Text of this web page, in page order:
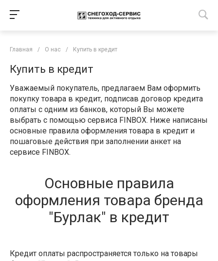
Главная / О нас / Купить в кредит
Купить в кредит
Уважаемый покупатель, предлагаем Вам оформить
покупку товара в кредит, подписав договор кредита
оплаты с одним из банков, который Вы можете
выбрать с помощью сервиса FINBOX. Ниже написаны
основные правила оформления товара в кредит и
пошаговые действия при заполнении анкет на
сервисе FINBOX.
Основные правила
оформления товара бренда
"Бурлак" в кредит
Кредит оплаты распространяется только на товары